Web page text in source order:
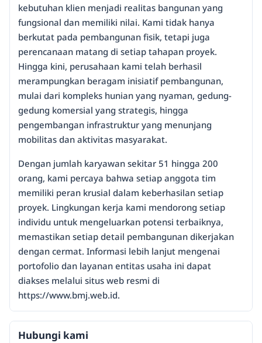
kebutuhan klien menjadi realitas bangunan yang
fungsional dan memiliki nilai. Kami tidak hanya
berkutat pada pembangunan fisik, tetapi juga
perencanaan matang di setiap tahapan proyek.
Hingga kini, perusahaan kami telah berhasil
merampungkan beragam inisiatif pembangunan,
mulai dari kompleks hunian yang nyaman, gedung-
gedung komersial yang strategis, hingga
pengembangan infrastruktur yang menunjang
mobilitas dan aktivitas masyarakat.
Dengan jumlah karyawan sekitar 51 hingga 200
orang, kami percaya bahwa setiap anggota tim
memiliki peran krusial dalam keberhasilan setiap
proyek. Lingkungan kerja kami mendorong setiap
individu untuk mengeluarkan potensi terbaiknya,
memastikan setiap detail pembangunan dikerjakan
dengan cermat. Informasi lebih lanjut mengenai
portofolio dan layanan entitas usaha ini dapat
diakses melalui situs web resmi di
https://www.bmj.web.id.
Hubungi kami